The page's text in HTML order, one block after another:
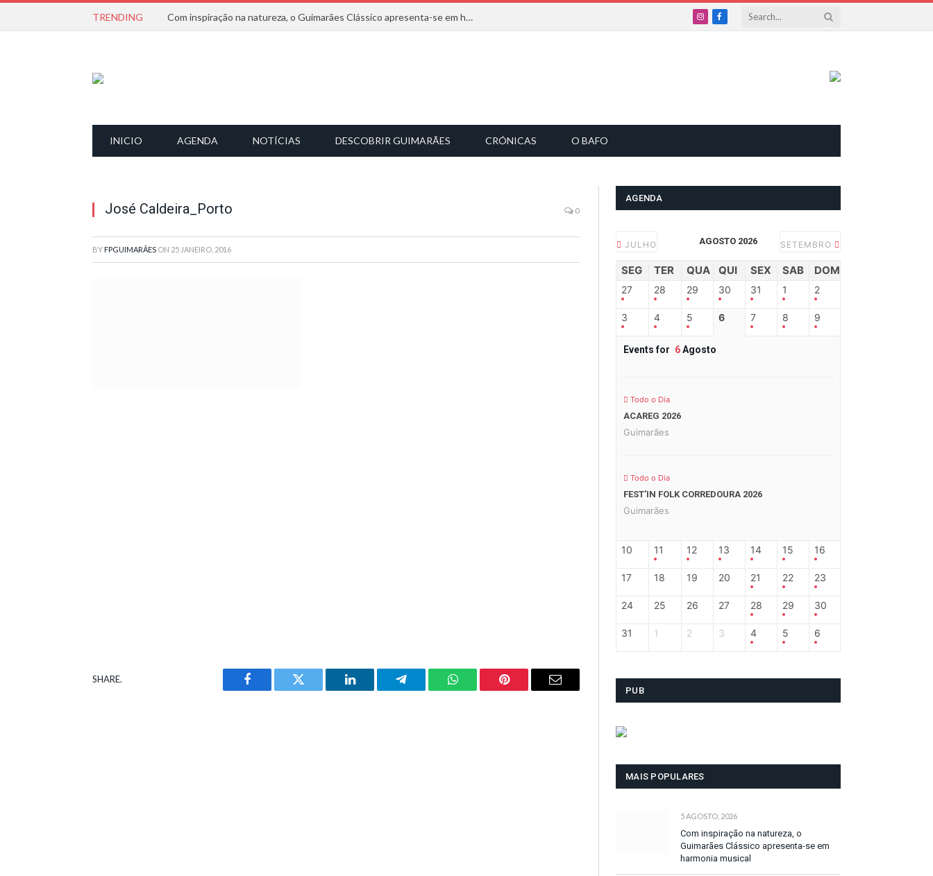
TRENDING Com inspiração na natureza, o Guimarães Clássico apresenta-se em harmonia musical
InstagramFacebook
INICIO AGENDA NOTÍCIAS DESCOBRIR GUIMARÃES CRÓNICAS O BAFO
José Caldeira_Porto 0
BY FPGUIMARÃES ON 25 JANEIRO, 2016
SHARE.
Facebook Twitter LinkedIn Telegram WhatsAppPinterest Email
AGENDA
JULHO AGOSTO 2026 SETEMBRO
SEG TER QUA QUI SEX SAB DOM
27 28 29 30 31 1 2
3 4 5 6 7 8 9
Events for 6Agosto
Todo o Dia
ACAREG 2026
Guimarães
Todo o Dia
FEST’IN FOLK CORREDOURA 2026
Guimarães
10 11 12 13 14 15 16
17 18 19 20 21 22 23
24 25 26 27 28 29 30
31 1 2 3 4 5 6
PUB
MAIS POPULARES
5 AGOSTO, 2026
Com inspiração na natureza, o
Guimarães Clássico apresenta-se em
harmonia musical